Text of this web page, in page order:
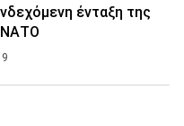
ένταξη της
ΝΑΤΟ